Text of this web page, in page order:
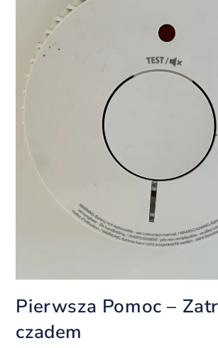
Pierwsza Pomoc –
czadem